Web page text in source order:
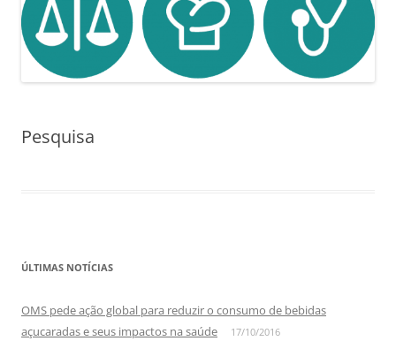
Pesquisa
ÚLTIMAS NOTÍCIAS
OMS pede ação global para reduzir o consumo de bebidas
açucaradas e seus impactos na saúde
17/10/2016